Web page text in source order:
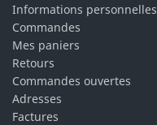
Informations personnelles
Commandes
Mes paniers
Retours
Commandes ouvertes
Adresses
Factures